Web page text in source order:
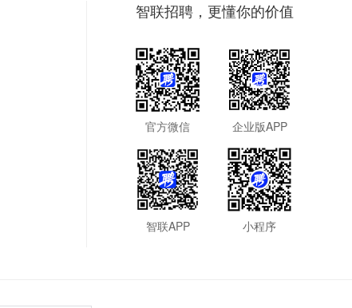
智联招聘，更懂你的价值
官方微信 企业版APP
智联APP 小程序